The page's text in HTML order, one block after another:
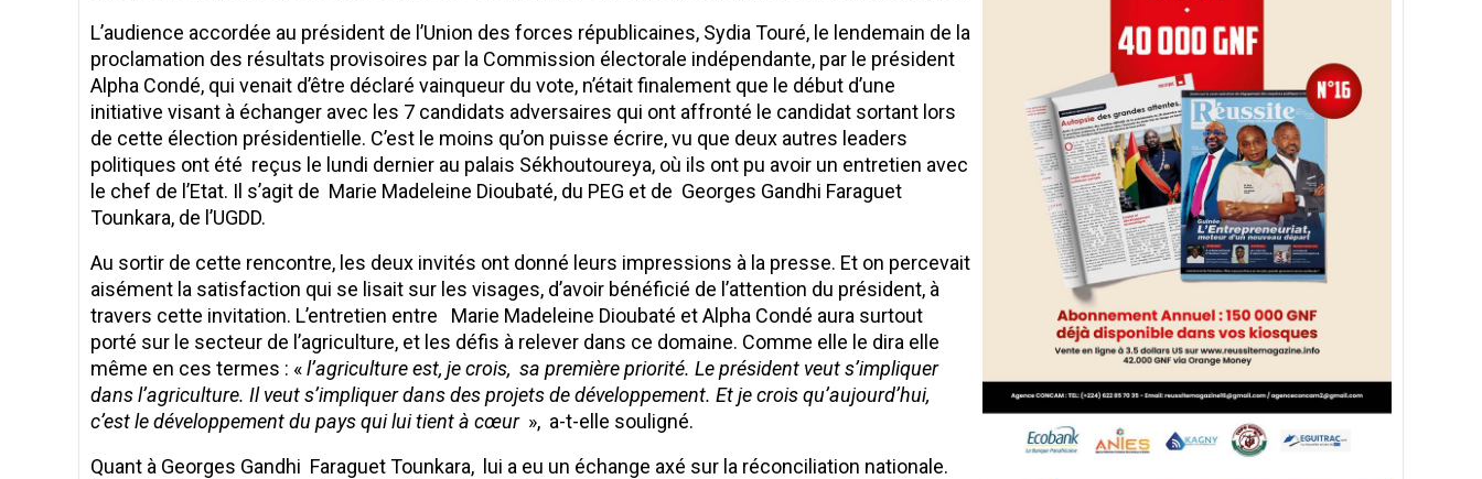
L’audience accordée au président de l’Union des forces républicaines, Sydia Touré, le lendemain de la
proclamation des résultats provisoires par la Commission électorale indépendante, par le président
Alpha Condé, qui venait d’être déclaré vainqueur du vote, n’était finalement que le début d’une
initiative visant à échanger avec les 7 candidats adversaires qui ont affronté le candidat sortant lors
de cette élection présidentielle. C’est le moins qu’on puisse écrire, vu que deux autres leaders
politiques ont été reçus le lundi dernier au palais Sékhoutoureya, où ils ont pu avoir un entretien avec
le chef de l’Etat. Il s’agit de Marie Madeleine Dioubaté, du PEG et de Georges Gandhi Faraguet
Tounkara, de l’UGDD.
Au sortir de cette rencontre, les deux invités ont donné leurs impressions à la presse. Et on percevait
aisément la satisfaction qui se lisait sur les visages, d’avoir bénéficié de l’attention du président, à
travers cette invitation. L’entretien entre Marie Madeleine Dioubaté et Alpha Condé aura surtout
porté sur le secteur de l’agriculture, et les défis à relever dans ce domaine. Comme elle le dira elle
même en ces termes : «l’agriculture est, je crois, sa première priorité. Le président veut s’impliquer
dans l’agriculture. Il veut s’impliquer dans des projets de développement. Et je crois qu’aujourd’hui,
c’est le développement du pays qui lui tient à cœur», a-t-elle souligné.
Quant à Georges Gandhi Faraguet Tounkara, lui a eu un échange axé sur la réconciliation nationale.